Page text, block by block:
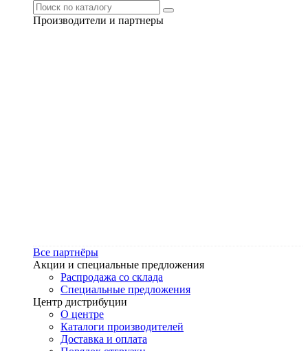
Производители и партнеры
Все партнёры
Акции и специальные предложения
Распродажа со склада
Специальные предложения
Центр дистрибуции
О центре
Каталоги производителей
Доставка и оплата